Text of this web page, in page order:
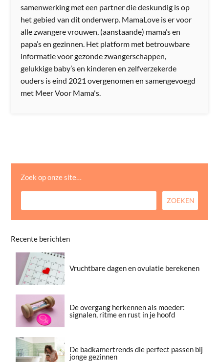
samenwerking met een partner die deskundig is op
het gebied van dit onderwerp. MamaLove is er voor
alle zwangere vrouwen, (aanstaande) mama’s en
papa’s en gezinnen. Het platform met betrouwbare
informatie voor gezonde zwangerschappen,
gelukkige baby’s en kinderen en zelfverzekerde
ouders is eind 2021 overgenomen en samengevoegd
met Meer Voor Mama's.
Zoek op onze site…
Recente berichten
Vruchtbare dagen en ovulatie berekenen
De overgang herkennen als moeder:
signalen, ritme en rust in je hoofd
De badkamertrends die perfect passen bij
jonge gezinnen